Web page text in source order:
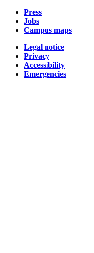
Press
Jobs
Campus maps
Legal notice
Privacy
Accessibility
Emergencies